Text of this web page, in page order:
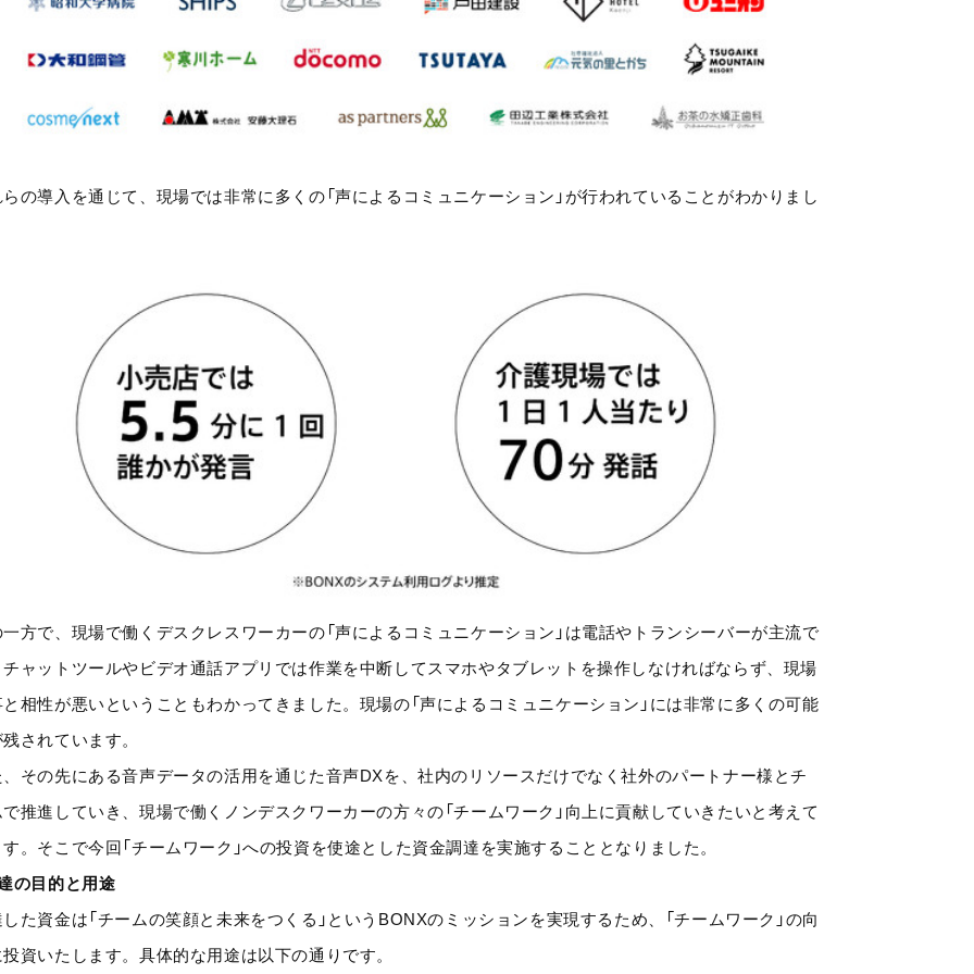
の導入を通じて、現場では非常に多くの「声によるコミュニケーション」が行われていることがわかりまし
方で、現場で働くデスクレスワーカーの「声によるコミュニケーション」は電話やトランシーバーが主流で
ャットツールやビデオ通話アプリでは作業を中断してスマホやタブレットを操作しなければならず、現場
相性が悪いということもわかってきました。現場の「声によるコミュニケーション」には非常に多くの可能
されています。
その先にある音声データの活用を通じた音声DXを、社内のリソースだけでなく社外のパートナー様とチ
推進していき、現場で働くノンデスクワーカーの方々の「チームワーク」向上に貢献していきたいと考えて
。そこで今回「チームワーク」への投資を使途とした資金調達を実施することとなりました。
の目的と用途
た資金は「チームの笑顔と未来をつくる」というBONXのミッションを実現するため、「チームワーク」の向
資いたします。具体的な用途は以下の通りです。